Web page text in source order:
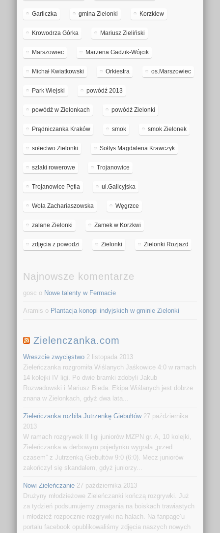
Garliczka gmina Zielonki Korzkiew
Krowodrza Górka Mariusz Zieliński
Marszowiec Marzena Gadzik-Wójcik
Michał Kwiatkowski Orkiestra os.Marszowiec
Park Wiejski powódź 2013
powódź w Zielonkach powódź Zielonki
Prądniczanka Kraków smok smok Zielonek
sołectwo Zielonki Sołtys Magdalena Krawczyk
szlaki rowerowe Trojanowice
Trojanowice Pętla ul.Galicyjska
Wola Zachariaszowska Węgrzce
zalane Zielonki Zamek w Korzkwi
zdjęcia z powodzi Zielonki Zielonki Rozjazd
Najnowsze komentarze
gosc o Nowe talenty w Fermacie
Aramis o Plantacja konopi indyjskich w gminie Zielonki
Zielenczanka.com
Wreszcie zwycięstwo 2 listopada 2013
Zieleńczanka rozgromiła Wiślanych Jaśkowice 4:0 w ramach
14 kolejki IV ligi. Po dwie bramki zdobyli Jakub
Rozwadowski i Mariusz Bieda. Ekipa Wiślanych jest dobrze
znana w Zielonkach, gdyż dwa lata...
Zieleńczanka rozbiła Jutrzenkę Giebułtów 27 października
2013
W ramach rozgrywek II ligi juniorów MZPN gr. A, 10 kolejki,
Zieleńczanka w derbowym pojedynku wygrała „przed
czasem” z Jutrzenką Giebułtów 9:0 (6:0). Mecz juniorów
zakończył się skandalem, gdyż juniorzy...
Nowi Zieleńczanie 27 października 2013
Drużyny młodzieżowe Zieleńczanki kończą rozgrywki. Już
za tydzień podsumujemy zmagania na boiskach trawiastych
i młodzież rozpocznie rozgrywki na halach. Na fanpage’u
portalu facebook opublikowaliśmy zdjęcia naszych nowych